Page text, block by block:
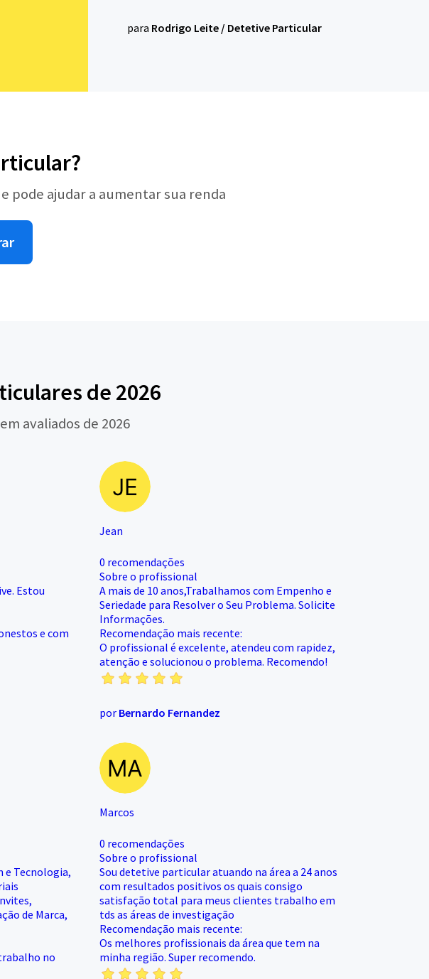
para Rodrigo Leite / Detetive Particular
pode ajudar a aumentar sua renda
de 2026
avaliados de 2026
Estou
e com
Jean
0 recomendações
Sobre o profissional
A mais de 10 anos,Trabalhamos com Empenho e
Seriedade para Resolver o Seu Problema. Solicite
Informações.
Recomendação mais recente:
O profissional é excelente, atendeu com rapidez,
atenção e solucionou o problema. Recomendo!
por Bernardo Fernandez
e Tecnologia,
de Marca,
no
Marcos
0 recomendações
Sobre o profissional
Sou detetive particular atuando na área a 24 anos
com resultados positivos os quais consigo
satisfação total para meus clientes trabalho em
tds as áreas de investigação
Recomendação mais recente:
Os melhores profissionais da área que tem na
minha região. Super recomendo.